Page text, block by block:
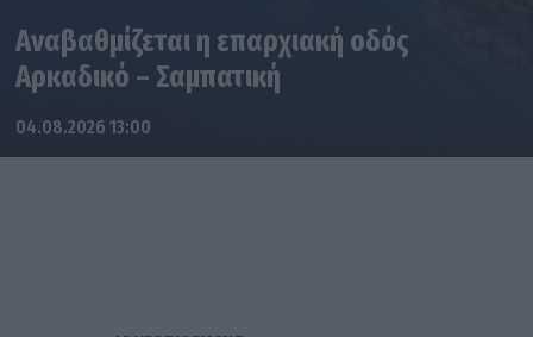
Αναβαθμίζεται η επαρχιακή οδός
Αρκαδικό – Σαμπατική
04.08.2026 13:00